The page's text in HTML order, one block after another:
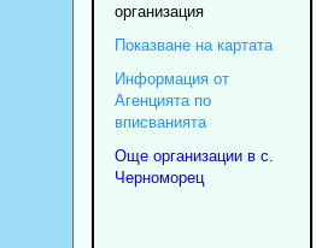
организация
Показване на картата
Информация от
Агенцията по
вписванията
Още организации в с.
Черноморец